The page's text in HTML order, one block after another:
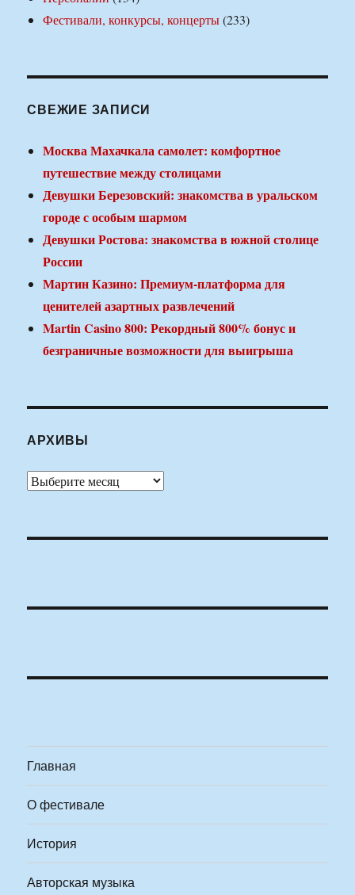
Фестивали, конкурсы, концерты(233)
СВЕЖИЕ ЗАПИСИ
Москва Махачкала самолет: комфортное
путешествие между столицами
Девушки Березовский: знакомства в уральском
городе с особым шармом
Девушки Ростова: знакомства в южной столице
России
Мартин Казино: Премиум-платформа для
ценителей азартных развлечений
Martin Casino 800: Рекордный 800% бонус и
безграничные возможности для выигрыша
АРХИВЫ
Архивы
Главная
О фестивале
История
Авторская музыка